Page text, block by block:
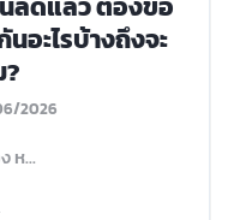
อะไรบ้างถึงจะ
2026
ห...